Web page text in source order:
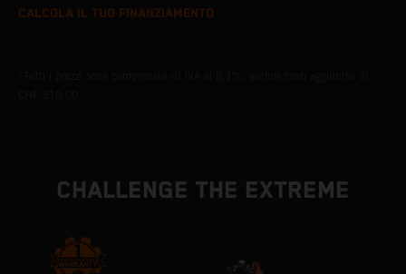
CALCOLA IL TUO FINANZIAMENTO
CHALLENGE THE EXTREME